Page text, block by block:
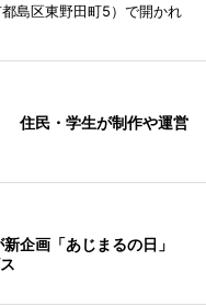
島区東野田町5）で開かれ
住民・学生が制作や運営
新企画「あじまるの日」